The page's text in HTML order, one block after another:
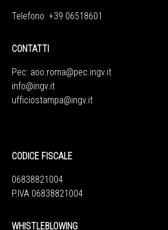
Telefono +39 06518601
CONTATTI
Pec: aoo.roma@pec.ingv.it
info@ingv.it
ufficiostampa@ingv.it
CODICE FISCALE
06838821004
P.IVA 06838821004
WHISTLEBLOWING